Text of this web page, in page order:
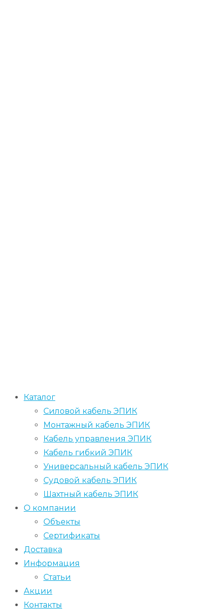
Каталог
Силовой кабель ЭПИК
Монтажный кабель ЭПИК
Кабель управления ЭПИК
Кабель гибкий ЭПИК
Универсальный кабель ЭПИК
Судовой кабель ЭПИК
Шахтный кабель ЭПИК
О компании
Объекты
Сертификаты
Доставка
Информация
Статьи
Акции
Контакты